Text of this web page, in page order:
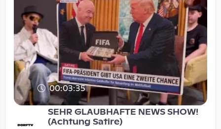
00:03:35
SEHR GLAUBHAFTE NEWS SHOW!
(Achtung Satire)